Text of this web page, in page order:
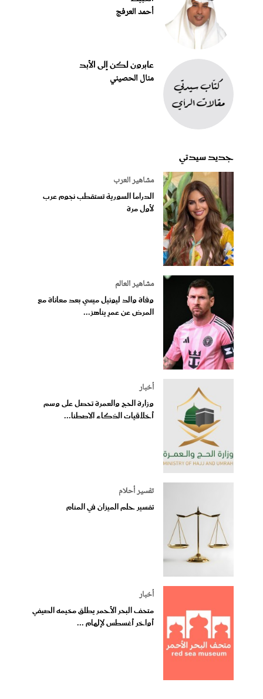
أحمد العرفج
عابرون لكن إلى الأبد
منال الحصيني
جديد سيدتي
مشاهير العرب
الدراما السورية تستقطب نجوم عرب
لأول مرة
مشاهير العالم
وفاة والد ليونيل ميسي بعد معاناة مع
المرض عن عمرٍ يناهز...
أخبار
وزارة الحج والعمرة تحصل على وسم
أخلاقيات الذكاء الاصطنا...
تفسير أحلام
تفسير حلم الميزان في المنام
أخبار
متحف البحر الأحمر يطلق مخيمه الصيفي
أواخر أغسطس لإلهام ...